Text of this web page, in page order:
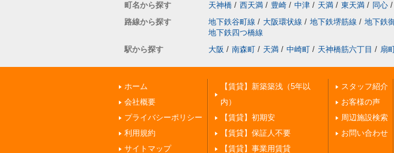
町名から探す
天神橋 / 西天満 / 豊崎 / 中津 / 天満 / 東天満 / 同心 /
路線から探す
地下鉄谷町線 / 大阪環状線 / 地下鉄堺筋線 / 地下鉄
地下鉄四つ橋線
駅から探す
大阪 / 南森町 / 天満 / 中崎町 / 天神橋筋六丁目 / 扇
ホーム
会社概要
プライバシーポリシー
利用規約
サイトマップ
【賃貸】新築築浅（5年以
内）
【賃貸】初期安
【賃貸】保証人不要
【賃貸】事業用賃貸
スタッフ紹介
お客様の声
周辺施設検索
お問い合わせ